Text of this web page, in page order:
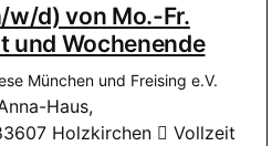
w/d) von Mo.-Fr.
und Wochenende
München und Freising e.V.
Haus,
Holzkirchen
Vollzeit